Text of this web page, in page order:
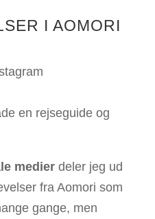
I AOMORI
en rejseguide og
medierdeler jeg ud
fra Aomori som
gange, men